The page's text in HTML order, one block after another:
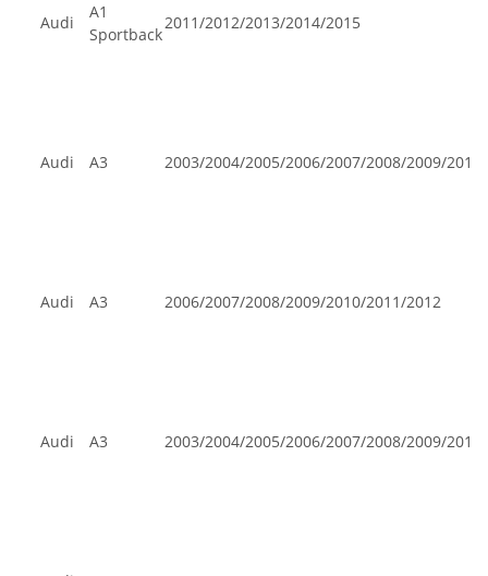
Audi
A1
Sportback
2011/2012/2013/2014/2015
Audi A3 2003/2004/2005/2006/2007/2008/2009/
Audi A3 2006/2007/2008/2009/2010/2011/2012
Audi A3 2003/2004/2005/2006/2007/2008/2009/